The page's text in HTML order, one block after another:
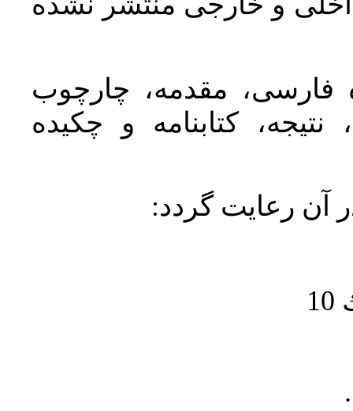
فارسی، مقدمه، چارچوب
کتابنامه و چکیده
آن رعايت گردد: